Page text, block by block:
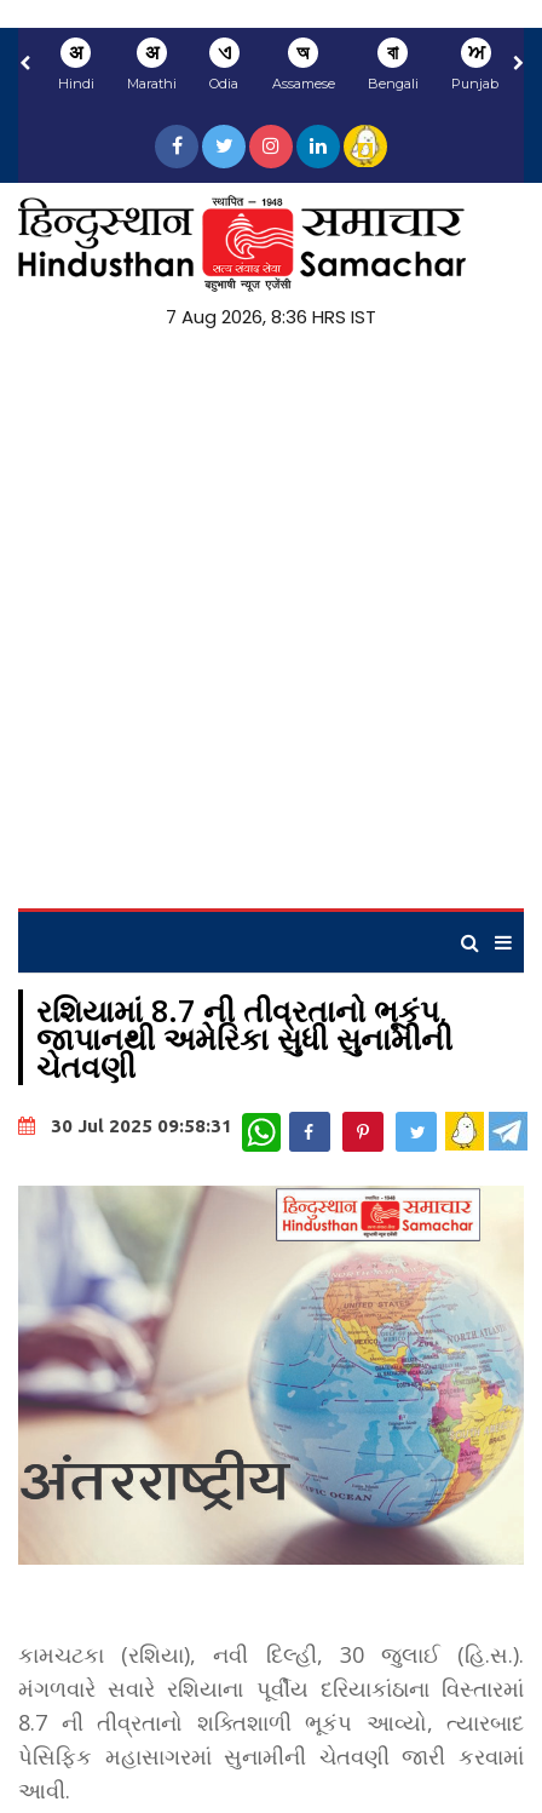
अ
Hindi
अ
Marathi
ଏ
Odia
অ
Assamese
বা
Bengali
ਅ
Punjabi
7 Aug 2026, 8:36 HRS IST
રશિયામાં 8.7 ની તીવ્રતાનો ભૂકંપ,
જાપાનથી અમેરિકા સુધી સુનામીની
ચેતવણી
30 Jul 2025 09:58:31 WhatsApp
કામચટકા (રશિયા), નવી દિલ્હી, 30 જુલાઈ (હિ.સ.).
મંગળવારે સવારે રશિયાના પૂર્વીય દરિયાકાંઠાના વિસ્તારમાં
8.7 ની તીવ્રતાનો શક્તિશાળી ભૂકંપ આવ્યો, ત્યારબાદ
પેસિફિક મહાસાગરમાં સુનામીની ચેતવણી જારી કરવામાં
આવી.